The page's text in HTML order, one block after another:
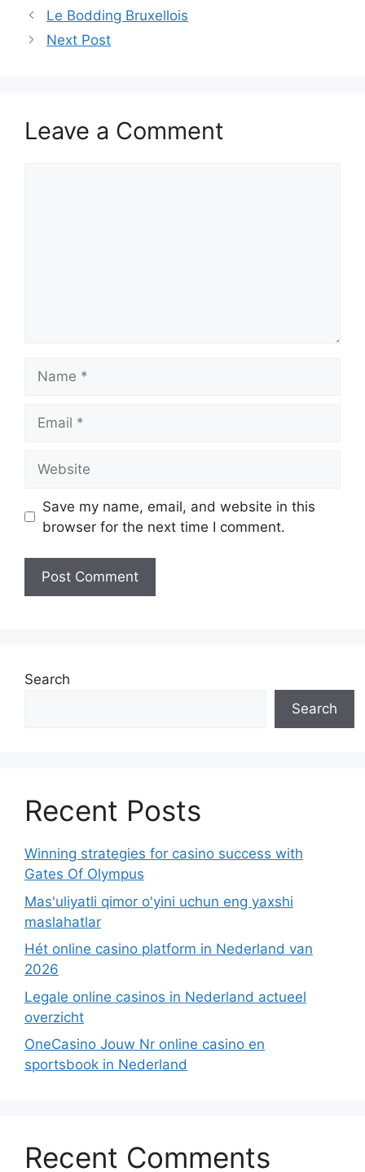
Le Bodding Bruxellois
Next Post
Leave a Comment
Save my name, email, and website in this
browser for the next time I comment.
Search
Search
Recent Posts
Winning strategies for casino success with
Gates Of Olympus
Mas'uliyatli qimor o'yini uchun eng yaxshi
maslahatlar
Hét online casino platform in Nederland van
2026
Legale online casinos in Nederland actueel
overzicht
OneCasino Jouw Nr online casino en
sportsbook in Nederland
Recent Comments